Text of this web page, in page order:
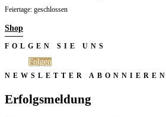
Feiertage: geschlossen
Shop
FOLGEN SIE UNS
Folgen
NEWSLETTER ABONNIEREN
Erfolgsmeldung